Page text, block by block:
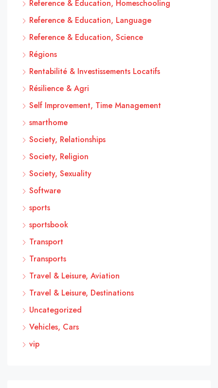
Reference & Education, Homeschooling
Reference & Education, Language
Reference & Education, Science
Régions
Rentabilité & Investissements Locatifs
Résilience & Agri
Self Improvement, Time Management
smarthome
Society, Relationships
Society, Religion
Society, Sexuality
Software
sports
sportsbook
Transport
Transports
Travel & Leisure, Aviation
Travel & Leisure, Destinations
Uncategorized
Vehicles, Cars
vip